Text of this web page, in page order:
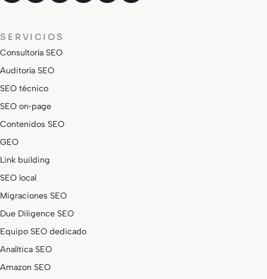
SERVICIOS
Consultoría SEO
Auditoría SEO
SEO técnico
SEO on‑page
Contenidos SEO
GEO
Link building
SEO local
Migraciones SEO
Due Diligence SEO
Equipo SEO dedicado
Analítica SEO
Amazon SEO